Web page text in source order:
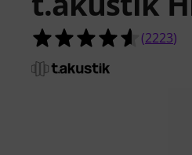
4.6 din
(2223)